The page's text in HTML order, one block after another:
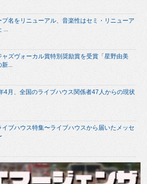
プ名をリニューアル、音楽性はセミ・リニューア
ャズヴォーカル賞特別奨励賞を受賞「星野由美
...
4月、全国のライブハウス関係者47人からの現状
イブハウス特集〜ライブハウスから届いたメッセ